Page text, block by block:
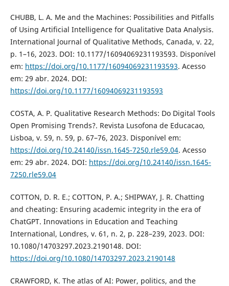
CHUBB, L. A. Me and the Machines: Possibilities and Pitfalls
of Using Artificial Intelligence for Qualitative Data Analysis.
International Journal of Qualitative Methods, Canada, v. 22,
p. 1–16, 2023. DOI: 10.1177/16094069231193593. Disponível
em: https://doi.org/10.1177/16094069231193593. Acesso
em: 29 abr. 2024. DOI:
https://doi.org/10.1177/16094069231193593
COSTA, A. P. Qualitative Research Methods: Do Digital Tools
Open Promising Trends?. Revista Lusofona de Educacao,
Lisboa, v. 59, n. 59, p. 67–76, 2023. Disponível em:
https://doi.org/10.24140/issn.1645-7250.rle59.04. Acesso
em: 29 abr. 2024. DOI: https://doi.org/10.24140/issn.1645-
7250.rle59.04
COTTON, D. R. E.; COTTON, P. A.; SHIPWAY, J. R. Chatting
and cheating: Ensuring academic integrity in the era of
ChatGPT. Innovations in Education and Teaching
International, Londres, v. 61, n. 2, p. 228–239, 2023. DOI:
10.1080/14703297.2023.2190148. DOI:
https://doi.org/10.1080/14703297.2023.2190148
CRAWFORD, K. The atlas of AI: Power, politics, and the